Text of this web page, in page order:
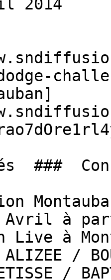
Avril à
Live à
/
/